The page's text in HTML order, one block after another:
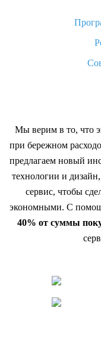
Мы верим в то, что
при бережном
предлагаем новый
технологии и
сервис, чтобы
экономными. С
40% от суммы